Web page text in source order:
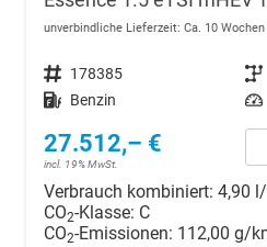
unverbindliche Lieferzeit: Ca. 10 Wochen
Fahrzeugnr. 178385 Getriebe
Kraftstoff Benzin Leistung
27.512,– €
incl. 19% MwSt.
Verbrauch kombiniert: 4,90
CO2-Klasse: C
CO2-Emissionen: 112,00 g/